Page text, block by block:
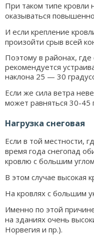
При таком типе кровли
оказываться
И если крепление
произойти срыв всей
Поэтому в районах,
рекомендуется
наклона 25 — 30
Если же сила ветра
может равняться 30-45
Нагрузка снеговая
Если в той местности,
время года снегопад
кровлю с большим
В этом случае высокая
На кровлях с большим
Именно по этой
на зданиях очень
Норвегия и пр.).